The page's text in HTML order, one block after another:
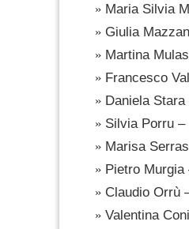
Maria Silvia
Giulia
Martina
Francesco
Daniela
Silvia Porru –
Marisa
Pietro Murgia
Claudio Orrù
Valentina